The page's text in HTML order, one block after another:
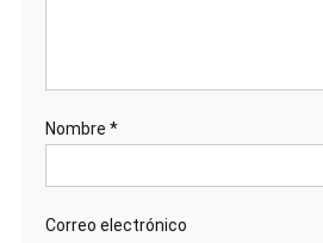
Nombre *
Correo electrónico